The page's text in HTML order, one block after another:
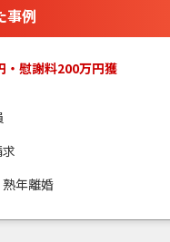
事例
・慰謝料200万円獲
年離婚